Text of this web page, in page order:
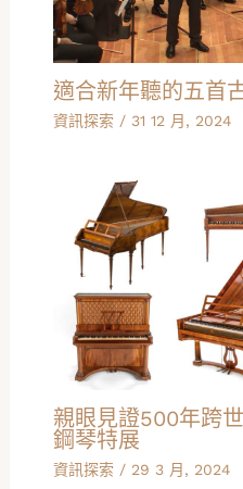
適合新年聽的五首
資訊探索 / 31 12 月, 2024
親眼見證500年跨
鋼琴特展
資訊探索 / 29 3 月, 2024